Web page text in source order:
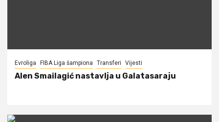
Evroliga FIBA Liga šampiona Transferi Vijesti
Alen Smailagić nastavlja u Galatasaraju